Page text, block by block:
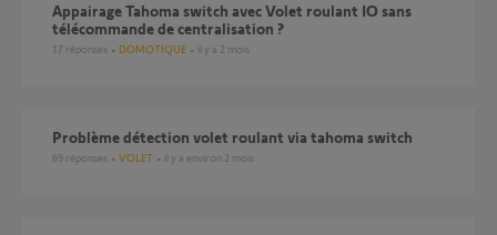
Appairage Tahoma switch avec Volet roulant IO sans
télécommande de centralisation ?
17 réponses DOMOTIQUE il y a 2 mois
Problème détection volet roulant via tahoma switch
69 réponses VOLET il y a environ 2 mois